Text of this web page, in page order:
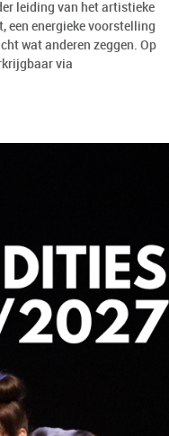
leiding van het artistieke
een energieke voorstelling
wat anderen zeggen. Op
via